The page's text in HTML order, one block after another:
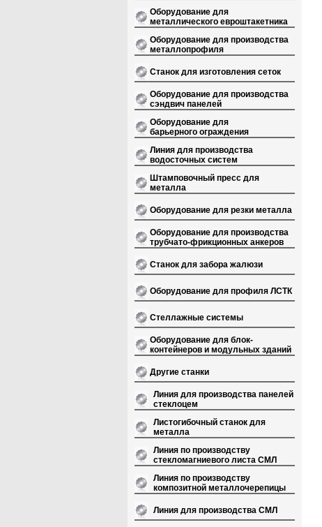
Оборудование для
металлического евроштакетника
Оборудование для производства
металлопрофиля
Станок для изготовления сеток
Оборудование для производства
сэндвич панелей
Оборудование для
барьерного ограждения
Линия для производства
водосточных систем
Штамповочный пресс для
металла
Оборудование для резки металла
Оборудование для производства
трубчато-фрикционных анкеров
Станок для забора жалюзи
Оборудование для профиля ЛСТК
Стеллажные системы
Оборудование для блок-
контейнеров и модульных зданий
Другие станки
Линия для производства панелей
стеклоцем
Листогибочный станок для
металла
Линия по производству
стекломагниевого листа СМЛ
Линия по производству
композитной металлочерепицы
Линия для производства СМЛ